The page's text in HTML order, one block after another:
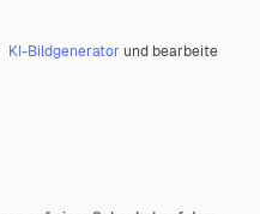
KI-Bildgenerator und bearbeite